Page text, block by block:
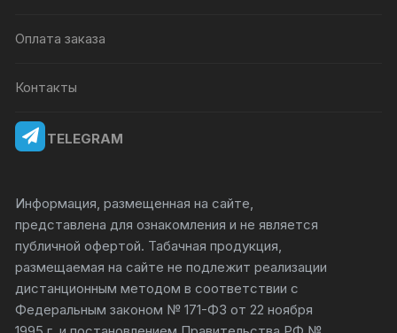
Оплата заказа
Контакты
TELEGRAM
Информация, размещенная на сайте,
представлена для ознакомления и не является
публичной офертой. Табачная продукция,
размещаемая на сайте не подлежит реализации
дистанционным методом в соответствии с
Федеральным законом № 171-ФЗ от 22 ноября